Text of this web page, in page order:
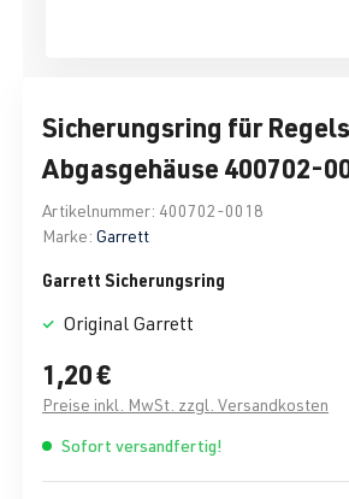
Sicherungsring für
Abgasgehäuse 400702-
Artikelnummer: 400702-0018
Marke: Garrett
Garrett Sicherungsring
Original Garrett
1,20 €
Preise inkl. MwSt. zzgl. Versandkosten
Sofort versandfertig!